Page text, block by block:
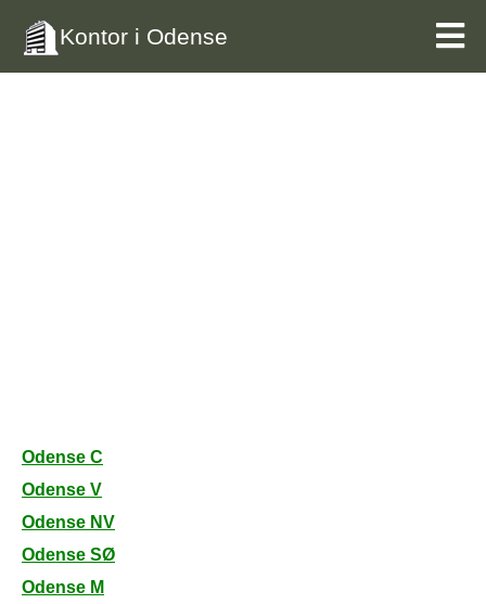
Kontor i Odense
Odense C
Odense V
Odense NV
Odense SØ
Odense M